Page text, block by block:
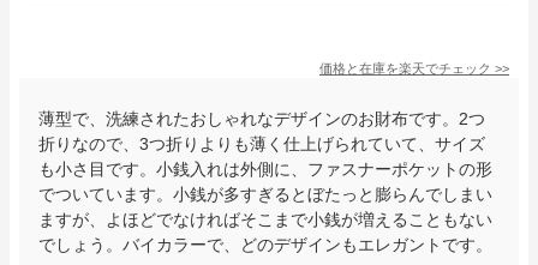
価格と在庫を楽天でチェック >>
薄型で、洗練されたおしゃれなデザインのお財布です。2つ
折りなので、3つ折りよりも薄く仕上げられていて、サイズ
も小さ目です。小銭入れは外側に、ファスナーポケットの形
でついています。小銭が多すぎるとぼたっと膨らんでしまい
ますが、よほどでなければそこまで小銭が増えることもない
でしょう。バイカラーで、どのデザインもエレガントです。